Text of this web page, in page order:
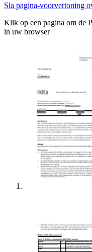
Sla pagina-voorvertoning
Klik op een pagina om de
in uw browser